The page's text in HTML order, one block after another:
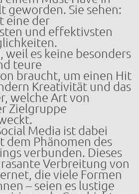
geworden. Sie sehen:
eine der
und effektivsten
weil es keine besonders
teure
braucht, um einen Hit
Kreativität und das
welche Art von
Zielgruppe
Media ist dabei
dem Phänomen des
verbunden. Dieses
Verbreitung von
die viele Formen
– seien es lustige